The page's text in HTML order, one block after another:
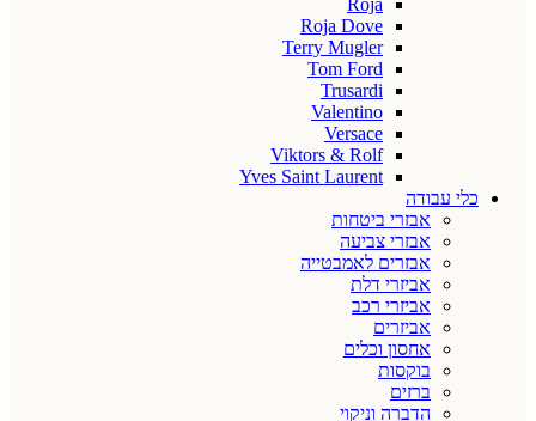
Roja
Roja Dove
Terry Mugler
Tom Ford
Trusardi
Valentino
Versace
Viktors & Rolf
Yves Saint Laurent
כלי עבודה
אבזרי ביטחות
אבזרי צביעה
אבזרים לאמבטייה
אביזרי דלת
אביזרי רכב
אביזרים
אחסון וכלים
בוקסות
ברזים
הדברה וניקוי